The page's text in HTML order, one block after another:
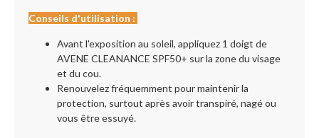
Conseils d'utilisation :
Avant l'exposition au soleil, appliquez 1 doigt de
AVENE CLEANANCE SPF50+ sur la zone du visage
et du cou.
Renouvelez fréquemment pour maintenir la
protection, surtout après avoir transpiré, nagé ou
vous être essuyé.